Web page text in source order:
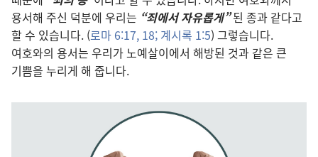
용서해 주신 덕분에 우리는 “죄에서 자유롭게”된 종과 같다고
할 수 있습니다. (로마 6:17, 18; 계시록 1:5) 그렇습니다.
여호와의 용서는 우리가 노예살이에서 해방된 것과 같은 큰
기쁨을 누리게 해 줍니다.